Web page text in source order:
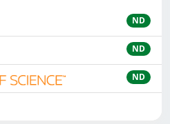
ND
ND
ND